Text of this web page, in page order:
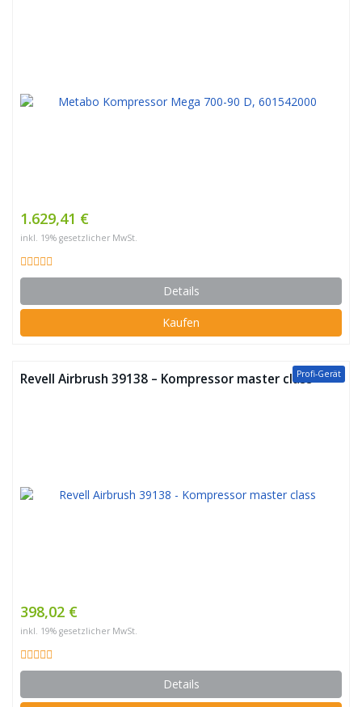
1.629,41 €
inkl. 19% gesetzlicher MwSt.
Details
Kaufen
Profi-Gerät
Revell Airbrush 39138 – Kompressor master class
398,02 €
inkl. 19% gesetzlicher MwSt.
Details